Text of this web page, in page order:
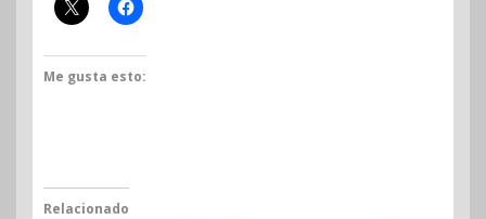
Me gusta esto:
Relacionado